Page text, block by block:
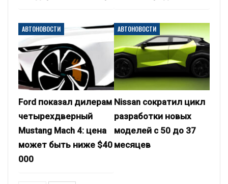
АВТОНОВОСТИ
Ford показал дилерам
четырехдверный
Mustang Mach 4: цена
может быть ниже $40
000
АВТОНОВОСТИ
Nissan сократил цикл
разработки новых
моделей с 50 до 37
месяцев